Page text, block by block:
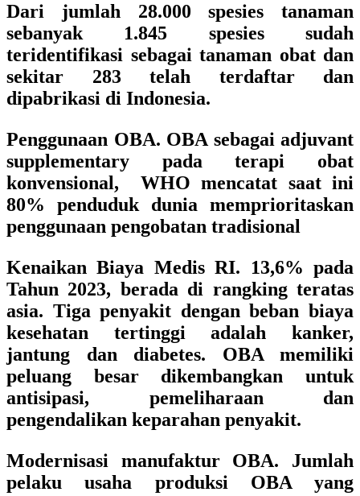
Dari jumlah 28.000 spesies tanaman
sebanyak 1.845 spesies sudah
teridentifikasi sebagai tanaman obat dan
sekitar 283 telah terdaftar dan
dipabrikasi di Indonesia.
Penggunaan OBA. OBA sebagai adjuvant
supplementary pada terapi obat
konvensional, WHO mencatat saat ini
80% penduduk dunia memprioritaskan
penggunaan pengobatan tradisional
Kenaikan Biaya Medis RI. 13,6% pada
Tahun 2023, berada di rangking teratas
asia. Tiga penyakit dengan beban biaya
kesehatan tertinggi adalah kanker,
jantung dan diabetes. OBA memiliki
peluang besar dikembangkan untuk
antisipasi, pemeliharaan dan
pengendalikan keparahan penyakit.
Modernisasi manufaktur OBA. Jumlah
pelaku usaha produksi OBA yang